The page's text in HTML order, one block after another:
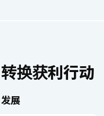
透过以上两项产品的
准确、高效，同时也加
法行为的监控。Neu-
环境下也能提供流畅
宽温作业范围，使其能
X102-N50 的技术实力
多两个 HDMI 端口，可
支持扩充储存，以及
换获利行动
展